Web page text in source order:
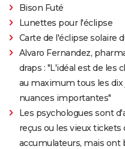
Bison Futé
Lunettes pour l'éclipse
Carte de l'éclipse solaire
Alvaro Fernandez,
draps : "L'idéal est de les
au maximum tous les dix
nuances importantes"
Les psychologues sont
reçus ou les vieux tickets
accumulateurs, mais ont